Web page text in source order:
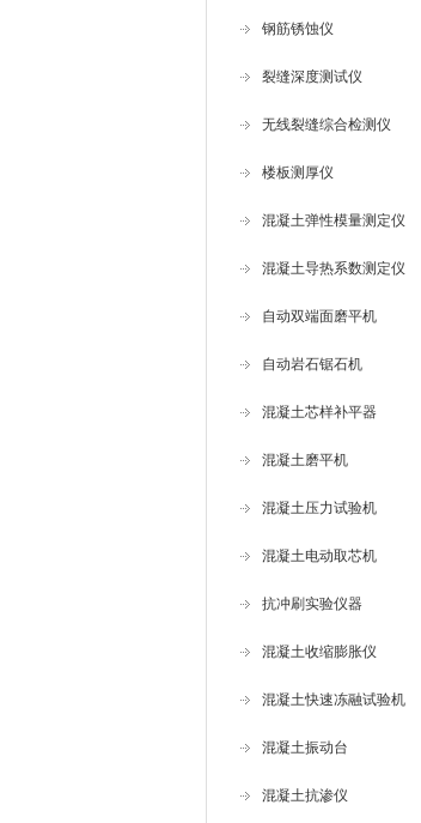
钢筋锈蚀仪
裂缝深度测试仪
无线裂缝综合检测仪
楼板测厚仪
混凝土弹性模量测定仪
混凝土导热系数测定仪
自动双端面磨平机
自动岩石锯石机
混凝土芯样补平器
混凝土磨平机
混凝土压力试验机
混凝土电动取芯机
抗冲刷实验仪器
混凝土收缩膨胀仪
混凝土快速冻融试验机
混凝土振动台
混凝土抗渗仪